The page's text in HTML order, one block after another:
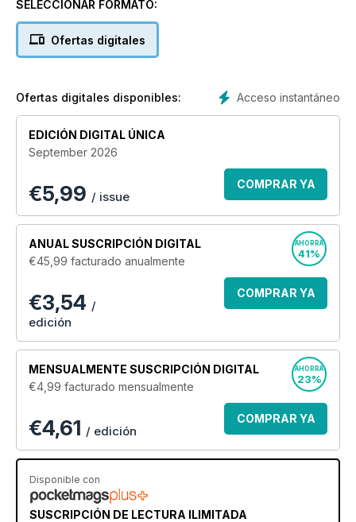
Stuff magazine
reviews of the smartest tech and gear on the market. Every
after products for you and your home.
Join the tens of thousands of global readers with a
monthly Stuff digital magazine subscription today - the
ultimate gadget magazine. Subscribe today!
SELECCIONAR FORMATO:
Ofertas digitales
Acceso instantáneo
Ofertas digitales disponibles:
EDICIÓN DIGITAL ÚNICA
September 2026
€5,99 / issue
COMPRAR YA
ANUALSUSCRIPCIÓN DIGITAL
€45,99 facturado anualmente
AHORRA
41%
€3,54 /
edición
COMPRAR YA
MENSUALMENTE SUSCRIPCIÓN DIGITAL
€4,99 facturado mensualmente
AHORRA
23%
€4,61 / edición
COMPRAR YA
Disponible con
SUSCRIPCIÓN DE LECTURA ILIMITADA